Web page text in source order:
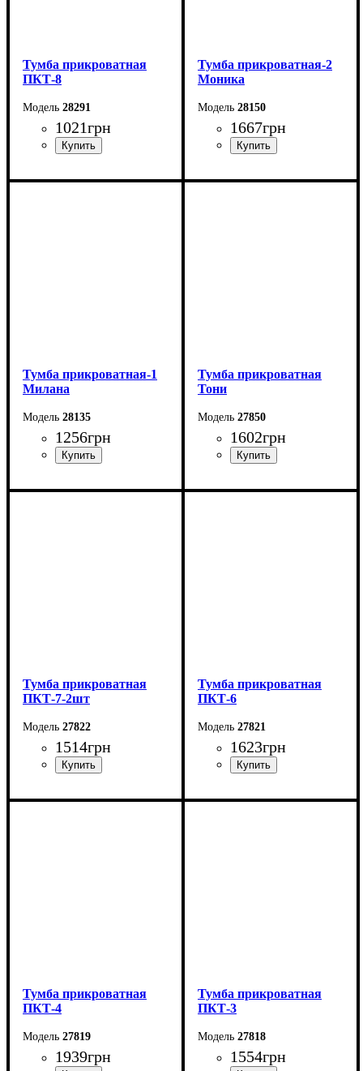
Тумба прикроватная
ПКТ-8
28291
1021грн
Ширина: 40 см
Тумба прикроватная-2
Моника
28150
1667грн
Ширина: 40 см
Тумба прикроватная-1
Милана
28135
1256грн
Ширина: 35 см
Тумба прикроватная
Тони
27850
1602грн
Ширина: 50 см
Тумба прикроватная
ПКТ-7-2шт
27822
1514грн
Ширина: 40 см
Тумба прикроватная
ПКТ-6
27821
1623грн
Ширина: 44 см
Тумба прикроватная
ПКТ-4
27819
1939грн
Тумба прикроватная
ПКТ-3
27818
1554грн